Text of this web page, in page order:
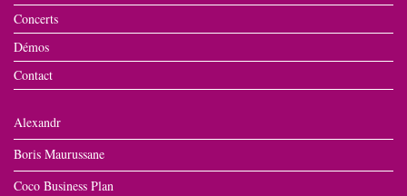
Concerts
Démos
Contact
Alexandr
Boris Maurussane
Coco Business Plan